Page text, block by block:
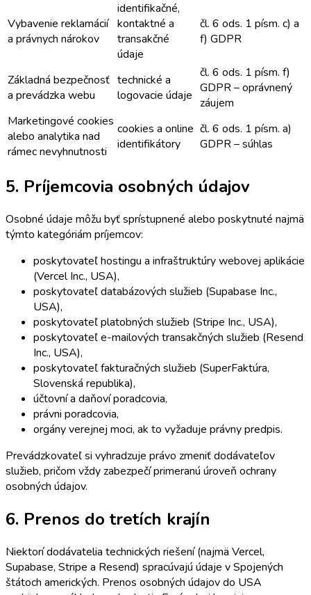
Vybavenie reklamácií
a právnych nárokov
identifikačné,
kontaktné a
transakčné
údaje
čl. 6 ods. 1 písm. c) a
f) GDPR
Základná bezpečnosť
a prevádzka webu
technické a
logovacie údaje
čl. 6 ods. 1 písm. f)
GDPR – oprávnený
záujem
Marketingové cookies
alebo analytika nad
rámec nevyhnutnosti
cookies a online
identifikátory
čl. 6 ods. 1 písm. a)
GDPR – súhlas
5. Príjemcovia osobných údajov
Osobné údaje môžu byť sprístupnené alebo poskytnuté najmä
týmto kategóriám príjemcov:
poskytovateľ hostingu a infraštruktúry webovej aplikácie
(Vercel Inc., USA),
poskytovateľ databázových služieb (Supabase Inc.,
USA),
poskytovateľ platobných služieb (Stripe Inc., USA),
poskytovateľ e-mailových transakčných služieb (Resend
Inc., USA),
poskytovateľ fakturačných služieb (SuperFaktúra,
Slovenská republika),
účtovní a daňoví poradcovia,
právni poradcovia,
orgány verejnej moci, ak to vyžaduje právny predpis.
Prevádzkovateľ si vyhradzuje právo zmeniť dodávateľov
služieb, pričom vždy zabezpečí primeranú úroveň ochrany
osobných údajov.
6. Prenos do tretích krajín
Niektorí dodávatelia technických riešení (najmä Vercel,
Supabase, Stripe a Resend) spracúvajú údaje v Spojených
štátoch amerických. Prenos osobných údajov do USA